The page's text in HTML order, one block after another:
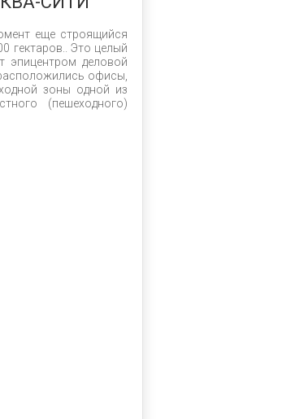
еще строящийся
гектаров.. Это целый
эпицентром деловой
офисы,
зоны одной из
(пешеходного)